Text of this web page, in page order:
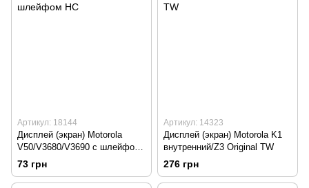
Артикул: 18144
Дисплей (экран) Motorola
V50/V3680/V3690 с шлейфом
HC
73 грн
Артикул: 14323
Дисплей (экран) Motorola K1
внутренний/Z3 Original TW
276 грн